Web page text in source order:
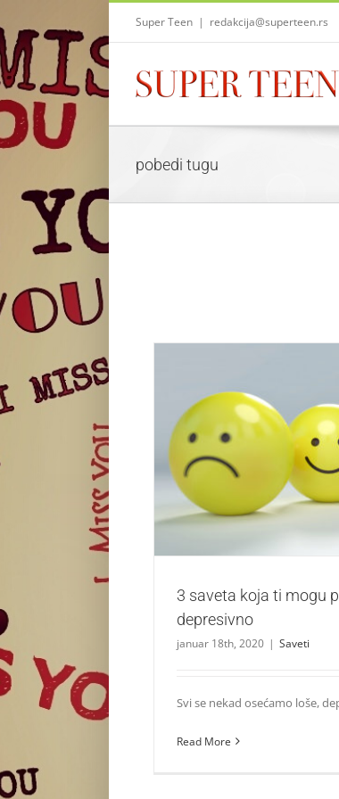
to
content
Super Teen | redakcija@superteen.rs
pobedi tugu
3 saveta koja ti mogu
Saveti
3 saveta koja ti mogu
depresivno
januar 18th, 2020 | Saveti
Svi se nekad osećamo loše,
Read More